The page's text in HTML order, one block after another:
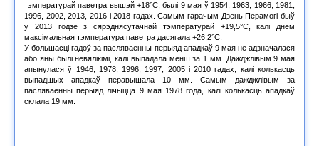
тэмпературай паветра вышэй +18°С, былі 9 мая ў 1954, 1963, 1966, 1981,
1996, 2002, 2013, 2016 і 2018 гадах. Самым гарачым Дзень Перамогі быў
у 2013 годзе з сярэднясутачнай тэмпературай +19,5°С, калі днём
максімальная тэмпература паветра дасягала +26,2°С.
У большасці гадоў за пасляваенны перыяд ападкаў 9 мая не адзначалася
або яны былі невялікімі, калі выпадала менш за 1 мм. Дажджлівым 9 мая
апынулася ў 1946, 1978, 1996, 1997, 2005 і 2010 гадах, калі колькасць
выпадшых ападкаў перавышала 10 мм. Самым дажджлівым за
пасляваенны перыяд лічыцца 9 мая 1978 года, калі колькасць ападкаў
склала 19 мм.